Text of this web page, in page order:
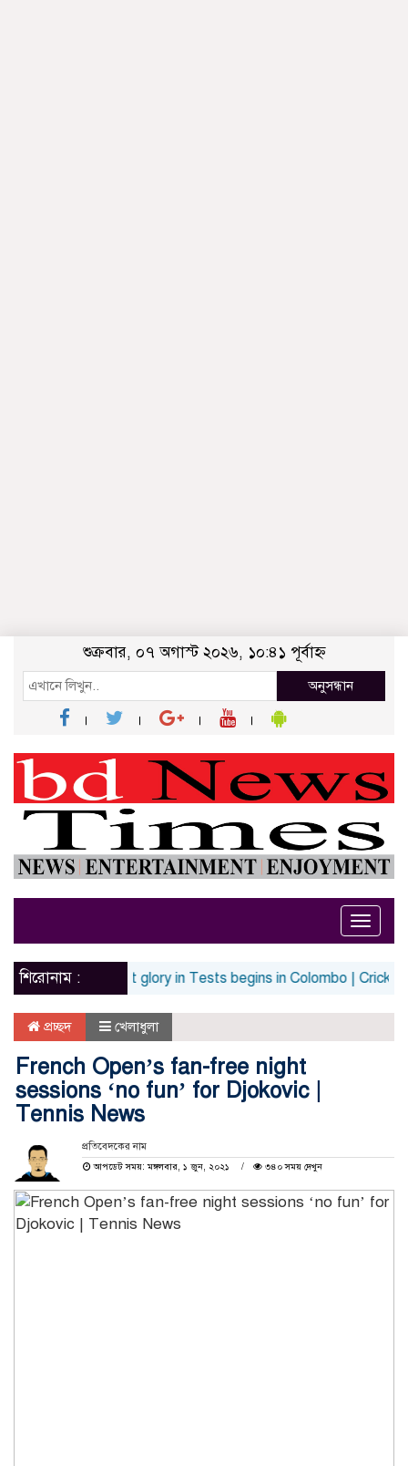
শুক্রবার, ০৭ অগাস্ট ২০২৬, ১০:৪১ পূর্বাহ্ন
অনুসন্ধান
Toggle
শিরোনাম :lost glory in Tests begins in Colombo | Cricket News
প্রচ্ছদ খেলাধুলা
French Open’s fan-free night
sessions ‘no fun’ for Djokovic |
Tennis News
প্রতিবেদকের নাম
আপডেট সময়: মঙ্গলবার, ১ জুন, ২০২১
৩৪০ সময় দেখুন